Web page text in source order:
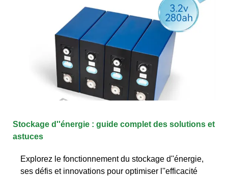
Stockage d''énergie : guide complet des solutions et
astuces
Explorez le fonctionnement du stockage d''énergie,
ses défis et innovations pour optimiser l''efficacité